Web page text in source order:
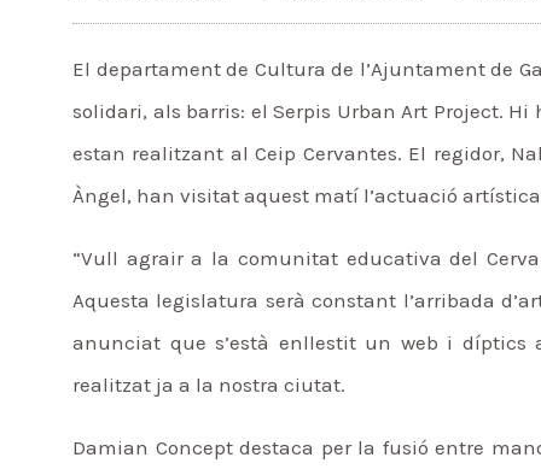
El departament de Cultura de l’Ajuntament de
solidari, als barris: el Serpis Urban Art Project.
estan realitzant al Ceip Cervantes. El regidor,
Àngel, han visitat aquest matí l’actuació
“Vull agrair a la comunitat educativa del
Aquesta legislatura serà constant l’arribada
anunciat que s’està enllestit un web i díptics
realitzat ja a la nostra ciutat.
Damian Concept destaca per la fusió entre